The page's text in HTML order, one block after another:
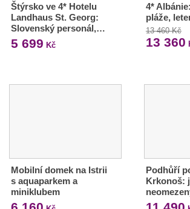
Štýrsko ve 4* Hotelu
Landhaus St. Georg:
Slovenský personál,…
5 699 Kč
4*
pláže,
13 460 Kč
13 360
Mobilní domek na Istrii
s aquaparkem a
miniklubem
Podhůří
Krkonoš: